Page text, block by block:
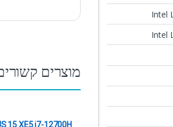
מוצרים
15 XE5 i7-12700H
Intel
Intel